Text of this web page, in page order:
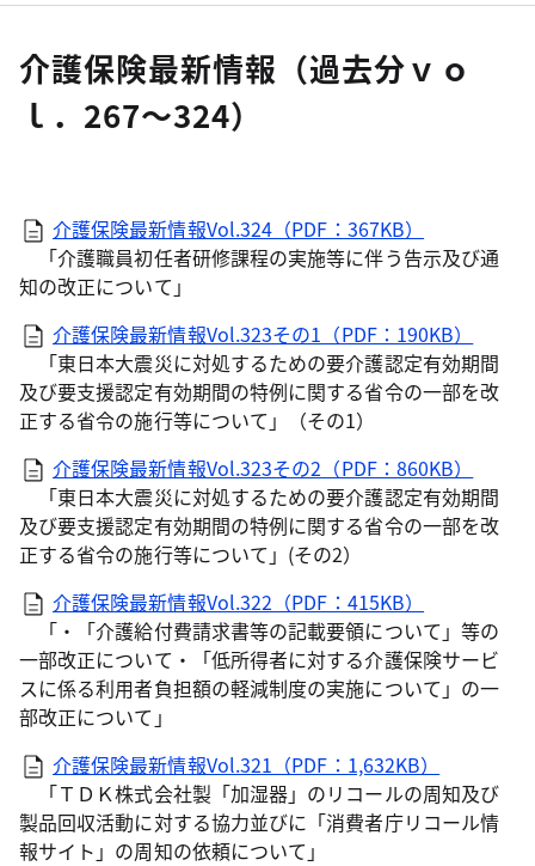
介護保険最新情報（過去分ｖｏ
ｌ．267～324）
介護保険最新情報Vol.324（PDF：367KB）
「介護職員初任者研修課程の実施等に伴う告示及び通
知の改正について」
介護保険最新情報Vol.323その1（PDF：190KB）
「東日本大震災に対処するための要介護認定有効期間
及び要支援認定有効期間の特例に関する省令の一部を改
正する省令の施行等について」（その1）
介護保険最新情報Vol.323その2（PDF：860KB）
「東日本大震災に対処するための要介護認定有効期間
及び要支援認定有効期間の特例に関する省令の一部を改
正する省令の施行等について」(その2）
介護保険最新情報Vol.322（PDF：415KB）
「・「介護給付費請求書等の記載要領について」等の
一部改正について・「低所得者に対する介護保険サービ
スに係る利用者負担額の軽減制度の実施について」の一
部改正について」
介護保険最新情報Vol.321（PDF：1,632KB）
「ＴＤＫ株式会社製「加湿器」のリコールの周知及び
製品回収活動に対する協力並びに「消費者庁リコール情
報サイト」の周知の依頼について」